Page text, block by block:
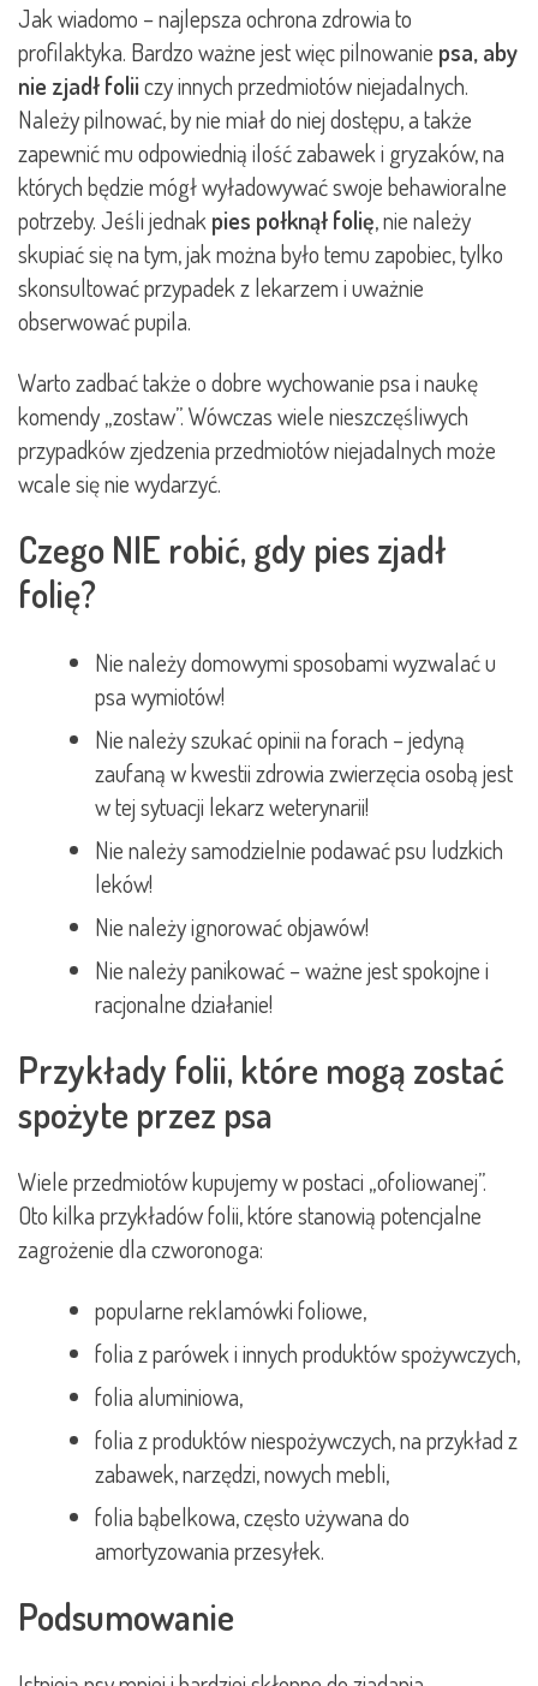
Jak wiadomo – najlepsza ochrona zdrowia to
profilaktyka. Bardzo ważne jest więc pilnowanie psa, aby
nie zjadł foliiczy innych przedmiotów niejadalnych.
Należy pilnować, by nie miał do niej dostępu, a także
zapewnić mu odpowiednią ilość zabawek i gryzaków, na
których będzie mógł wyładowywać swoje behawioralne
potrzeby. Jeśli jednak pies połknął folię, nie należy
skupiać się na tym, jak można było temu zapobiec, tylko
skonsultować przypadek z lekarzem i uważnie
obserwować pupila.
Warto zadbać także o dobre wychowanie psa i naukę
komendy „zostaw”. Wówczas wiele nieszczęśliwych
przypadków zjedzenia przedmiotów niejadalnych może
wcale się nie wydarzyć.
Czego NIE robić, gdy pies zjadł
folię?
Nie należy domowymi sposobami wyzwalać u
psa wymiotów!
Nie należy szukać opinii na forach – jedyną
zaufaną w kwestii zdrowia zwierzęcia osobą jest
w tej sytuacji lekarz weterynarii!
Nie należy samodzielnie podawać psu ludzkich
leków!
Nie należy ignorować objawów!
Nie należy panikować – ważne jest spokojne i
racjonalne działanie!
Przykłady folii, które mogą zostać
spożyte przez psa
Wiele przedmiotów kupujemy w postaci „ofoliowanej”.
Oto kilka przykładów folii, które stanowią potencjalne
zagrożenie dla czworonoga:
popularne reklamówki foliowe,
folia z parówek i innych produktów spożywczych,
folia aluminiowa,
folia z produktów niespożywczych, na przykład z
zabawek, narzędzi, nowych mebli,
folia bąbelkowa, często używana do
amortyzowania przesyłek.
Podsumowanie